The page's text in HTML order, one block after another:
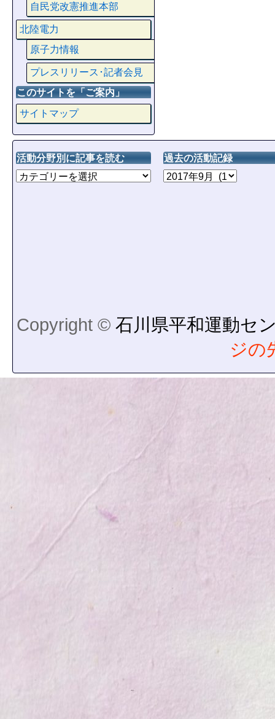
自民党改憲推進本部
北陸電力
原子力情報
プレスリリース･記者会見
このサイトを「ご案内」
サイトマップ
活動分野別に記事を読む 過去の活動記録
Copyright © 石川県平和運動セ
ジの